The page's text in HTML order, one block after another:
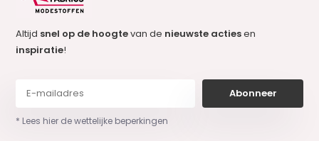
Altijd snel op de hoogtevan de nieuwste actiesen
inspiratie!
Abonneer
* Lees hier de wettelijke beperkingen